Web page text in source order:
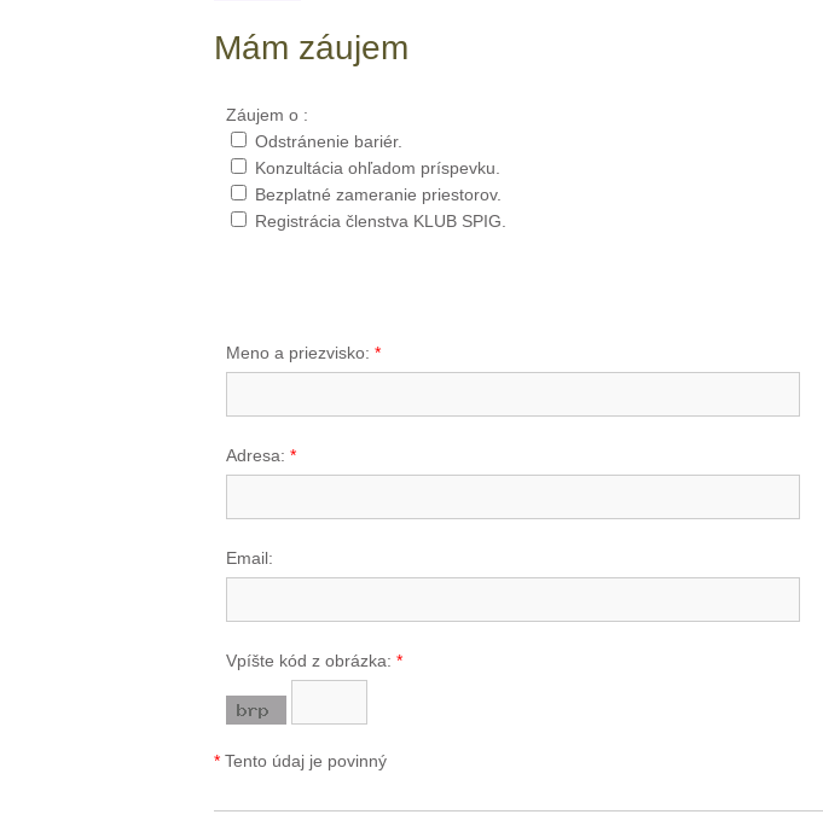
Mám záujem
Záujem o :
Odstránenie bariér.
Konzultácia ohľadom príspevku.
Bezplatné zameranie priestorov.
Registrácia členstva KLUB SPIG.
Meno a priezvisko: *
Adresa: *
Email:
Vpíšte kód z obrázka: *
* Tento údaj je povinný